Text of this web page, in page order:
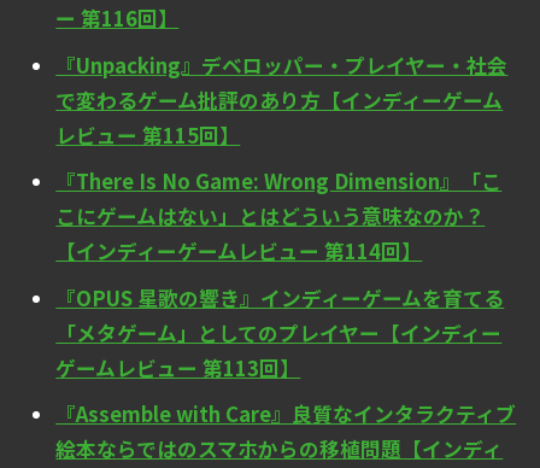
ー 第116回】
『Unpacking』デベロッパー・プレイヤー・社会
で変わるゲーム批評のあり方【インディーゲーム
レビュー 第115回】
『There Is No Game: Wrong Dimension』「こ
こにゲームはない」とはどういう意味なのか？
【インディーゲームレビュー 第114回】
『OPUS 星歌の響き』インディーゲームを育てる
「メタゲーム」としてのプレイヤー【インディー
ゲームレビュー 第113回】
『Assemble with Care』良質なインタラクティブ
絵本ならではのスマホからの移植問題【インディ